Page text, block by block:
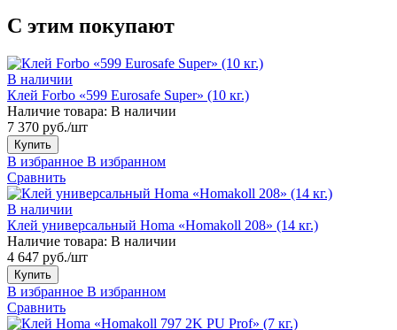
С этим покупают
В наличии
Клей Forbo «599 Eurosafe Super» (10 кг.)
Наличие товара: В наличии
7 370 руб./шт
Купить
В избранное В избранном
Сравнить
В наличии
Клей универсальный Homa «Homakoll 208» (14 кг.)
Наличие товара: В наличии
4 647 руб./шт
Купить
В избранное В избранном
Сравнить